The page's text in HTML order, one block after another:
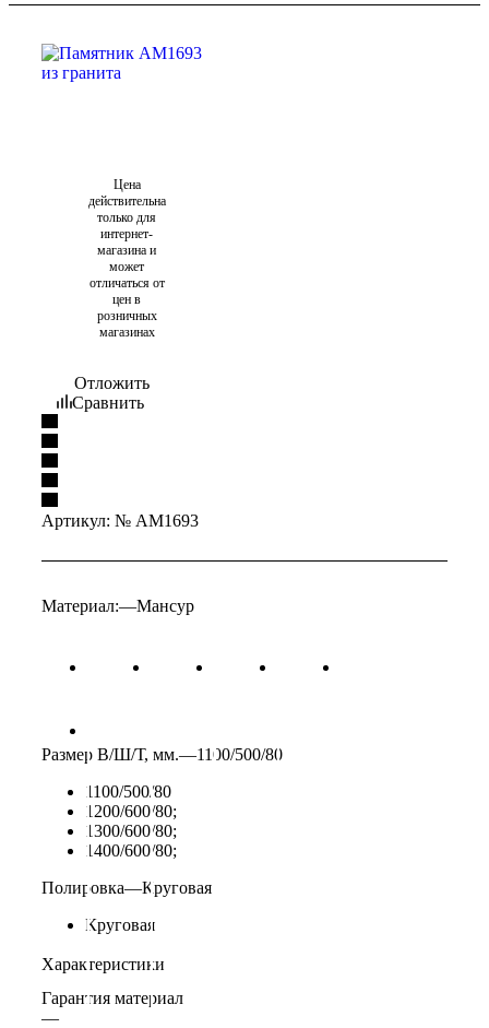
Цена
действительна
только для
интернет-
магазина и
может
отличаться от
цен в
розничных
магазинах
Отложить
Сравнить
Артикул: № AM1693
Материал:—Мансур
Размер В/Ш/Т, мм.—1100/500/80
1100/500/80
1200/600/80;
1300/600/80;
1400/600/80;
Полировка—Круговая
Круговая
Характеристики
Гарантия материал
—